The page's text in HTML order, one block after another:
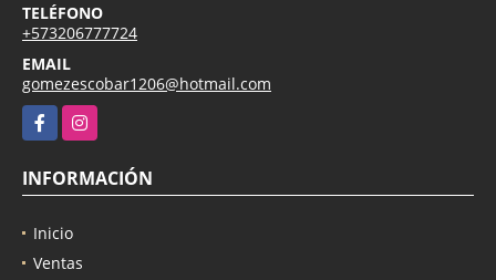
TELÉFONO
+573206777724
EMAIL
gomezescobar1206@hotmail.com
FacebookInstagram
INFORMACIÓN
Inicio
Ventas